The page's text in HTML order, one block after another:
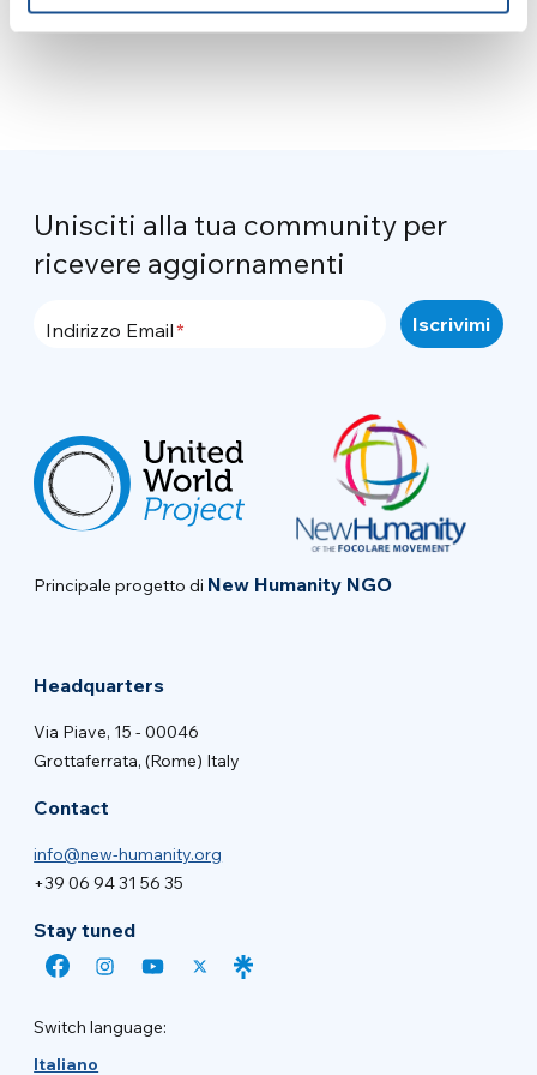
Unisciti alla tua community per
ricevere aggiornamenti
Indirizzo Email
Principale progetto di New Humanity NGO
Headquarters
Via Piave, 15 - 00046
Grottaferrata, (Rome) Italy
Contact
info@new-humanity.org
+39 06 94 31 56 35
Stay tuned
Switch language:
Italiano